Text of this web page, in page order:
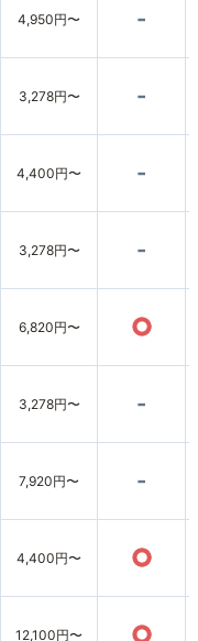
4,950円〜 -
3,278円〜 -
4,400円〜 -
3,278円〜 -
6,820円〜 ○
3,278円〜 -
7,920円〜 -
4,400円〜 ○
12,100円〜 ○